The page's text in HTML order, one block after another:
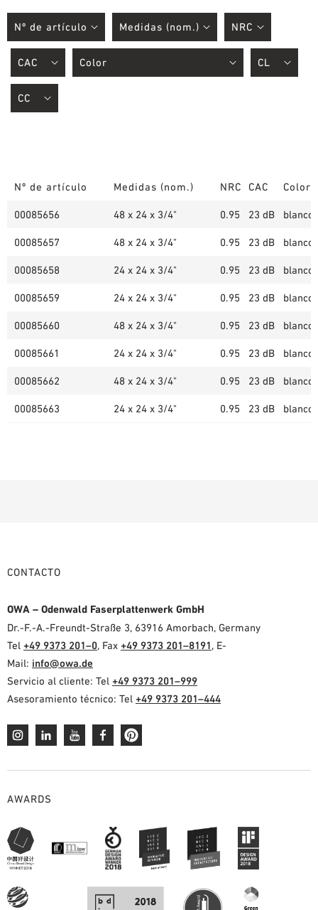
Nº de artículo Medidas (nom.) NRC CAC Color
00085656 48 x 24 x 3/4" 0.95 23 dB blanco
00085657 48 x 24 x 3/4" 0.95 23 dB blanco
00085658 24 x 24 x 3/4" 0.95 23 dB blanco
00085659 24 x 24 x 3/4" 0.95 23 dB blanco
00085660 48 x 24 x 3/4" 0.95 23 dB blanco
00085661 24 x 24 x 3/4" 0.95 23 dB blanco
00085662 48 x 24 x 3/4" 0.95 23 dB blanco
00085663 24 x 24 x 3/4" 0.95 23 dB blanco
CONTACTO
OWA – Odenwald Faserplattenwerk GmbH
Dr.-F.-A.-Freundt-Straße 3, 63916 Amorbach, Germany
Tel +49 9373 201–0, Fax +49 9373 201–8191, E-
Mail: info@owa.de
Servicio al cliente: Tel +49 9373 201–999
Asesoramiento técnico: Tel +49 9373 201–444
AWARDS